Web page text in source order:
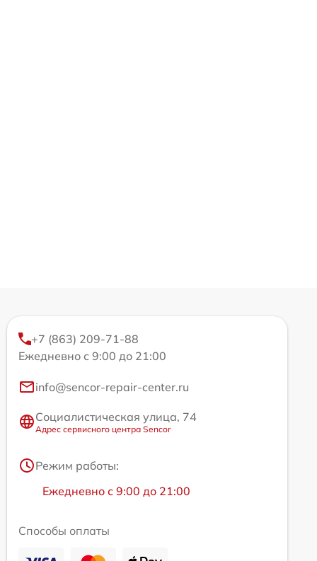
+7 (863) 209-71-88
Ежедневно с 9:00 до 21:00
info@sencor-repair-center.ru
Социалистическая улица, 74
Адрес сервисного центра Sencor
Режим работы:
Ежедневно с 9:00 до 21:00
Способы оплаты